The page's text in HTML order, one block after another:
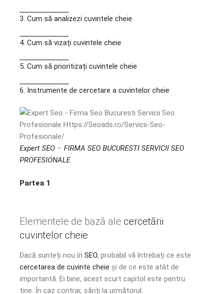
3. Cum să analizezi cuvintele cheie
4. Cum să vizați cuvintele cheie
5. Cum să prioritizați cuvintele cheie
6. Instrumente de cercetare a cuvintelor cheie
Expert SEO – FIRMA SEO BUCURESTI SERVICII SEO
PROFESIONALE
Partea 1
Elementele de bază ale cercetării
cuvintelor cheie
Dacă sunteți nou în SEO, probabil vă întrebați ce este
cercetarea de cuvinte cheie și de ce este atât de
importantă. Ei bine, acest scurt capitol este pentru
tine. În caz contrar, săriți la următorul.